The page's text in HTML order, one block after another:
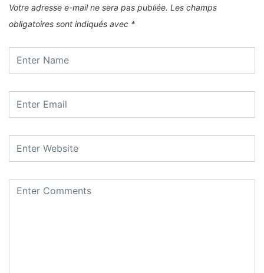
Votre adresse e-mail ne sera pas publiée. Les champs
obligatoires sont indiqués avec *